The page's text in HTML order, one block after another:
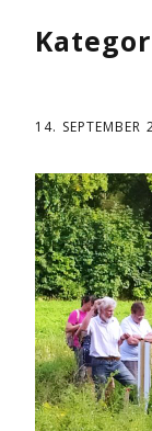
14. SEPTEMBER